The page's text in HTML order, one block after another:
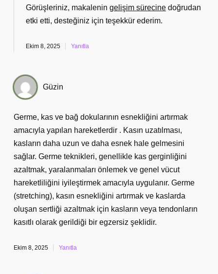
Görüşleriniz, makalenin gelişim sürecine doğrudan
etki etti, desteğiniz için teşekkür ederim.
Ekim 8, 2025 Yanıtla
Güzin
Germe, kas ve bağ dokularının esnekliğini artırmak
amacıyla yapılan hareketlerdir . Kasın uzatılması,
kasların daha uzun ve daha esnek hale gelmesini
sağlar. Germe teknikleri, genellikle kas gerginliğini
azaltmak, yaralanmaları önlemek ve genel vücut
hareketliliğini iyileştirmek amacıyla uygulanır. Germe
(stretching), kasın esnekliğini artırmak ve kaslarda
oluşan sertliği azaltmak için kasların veya tendonların
kasıtlı olarak gerildiği bir egzersiz şeklidir.
Ekim 8, 2025 Yanıtla